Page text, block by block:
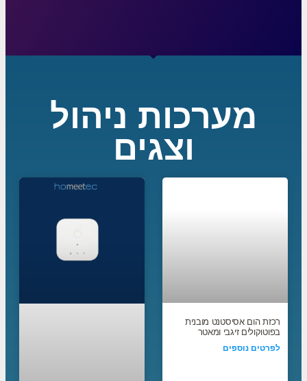
מערכות ניהול
וצגים
רכזת הום אסיסטנט מובנית
בפוטוקולים זיגבי ומאטר
לפרטים נוספים